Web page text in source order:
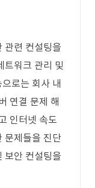
관련 컨설팅을
트워크 관리 및
로는 회사 내
연결 문제 해
인터넷 속도
문제들을 진단
보안 컨설팅을